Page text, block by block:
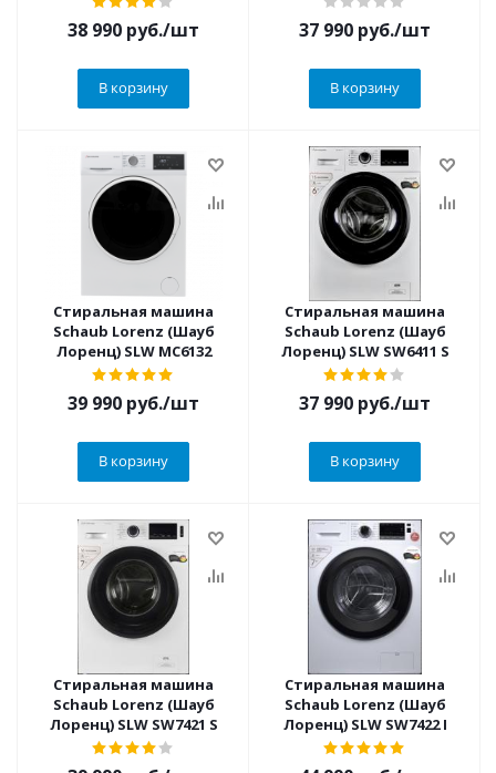
38 990 руб./шт
В корзину
37 990 руб./шт
В корзину
Стиральная машина
Schaub Lorenz (Шауб
Лоренц) SLW MC6132
39 990 руб./шт
В корзину
Стиральная машина
Schaub Lorenz (Шауб
Лоренц) SLW SW6411 S
37 990 руб./шт
В корзину
Стиральная машина
Schaub Lorenz (Шауб
Лоренц) SLW SW7421 S
Стиральная машина
Schaub Lorenz (Шауб
Лоренц) SLW SW7422 I